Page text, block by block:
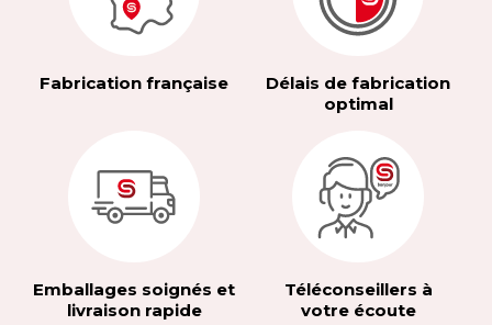
Fabrication française
Délais de fabrication
optimal
Emballages soignés et
livraison rapide
Téléconseillers à
votre écoute